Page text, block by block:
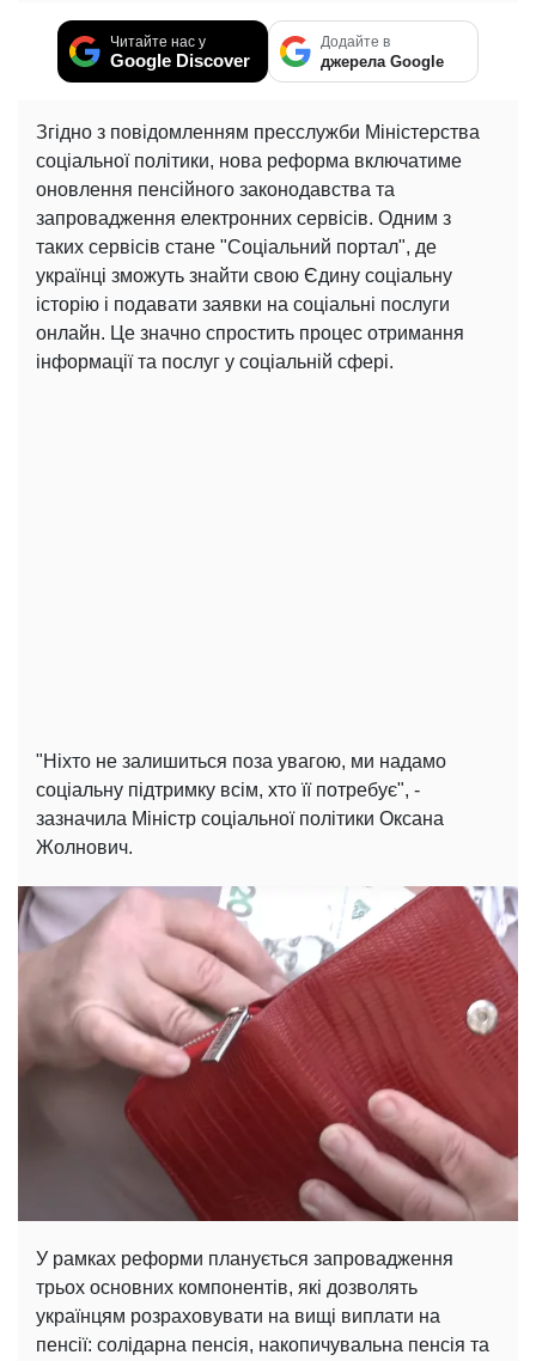
Читайте нас у
Google Discover
Додайте в
джерела Google
Згідно з повідомленням пресслужби Міністерства
соціальної політики, нова реформа включатиме
оновлення пенсійного законодавства та
запровадження електронних сервісів. Одним з
таких сервісів стане "Соціальний портал", де
українці зможуть знайти свою Єдину соціальну
історію і подавати заявки на соціальні послуги
онлайн. Це значно спростить процес отримання
інформації та послуг у соціальній сфері.
"Ніхто не залишиться поза увагою, ми надамо
соціальну підтримку всім, хто її потребує", -
зазначила Міністр соціальної політики Оксана
Жолнович.
У рамках реформи планується запровадження
трьох основних компонентів, які дозволять
українцям розраховувати на вищі виплати на
пенсії: солідарна пенсія, накопичувальна пенсія та